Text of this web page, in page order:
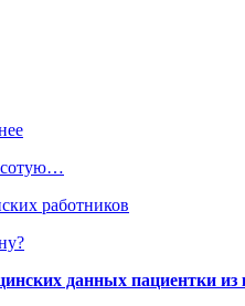
работников
данных пациентки из